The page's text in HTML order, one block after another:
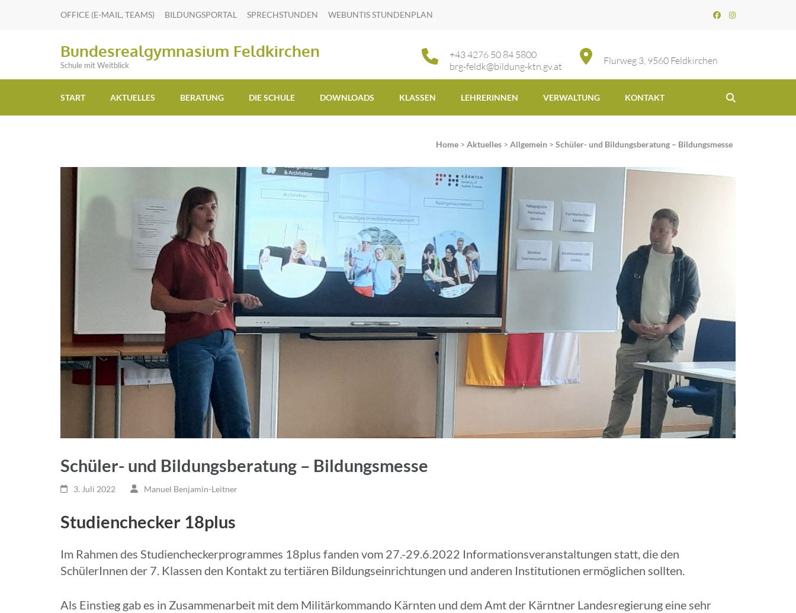
OFFICE (E-MAIL, TEAMS) BILDUNGSPORTAL SPRECHSTUNDEN WEBUNTIS STUNDENPLAN
Bundesrealgymnasium Feldkirchen
Schule mit Weitblick Flurweg 3, 9560 Feldkirchen
+43 4276 50 84 5800
brg-feldk@bildung-ktn.gv.at
START AKTUELLES BERATUNG DIE SCHULE DOWNLOADS KLASSEN LEHRERINNEN VERWALTUNG KONTAKT
Home > Aktuelles > Allgemein > Schüler- und Bildungsberatung – Bildungsmesse
Schüler- und Bildungsberatung – Bildungsmesse
3. Juli 2022 Manuel Benjamin-Leitner
Studienchecker 18plus
Im Rahmen des Studiencheckerprogrammes 18plus fanden vom 27.-29.6.2022 Informationsveranstaltungen statt, die den
SchülerInnen der 7. Klassen den Kontakt zu tertiären Bildungseinrichtungen und anderen Institutionen ermöglichen sollten.
Als Einstieg gab es in Zusammenarbeit mit dem Militärkommando Kärnten und dem Amt der Kärntner Landesregierung eine sehr